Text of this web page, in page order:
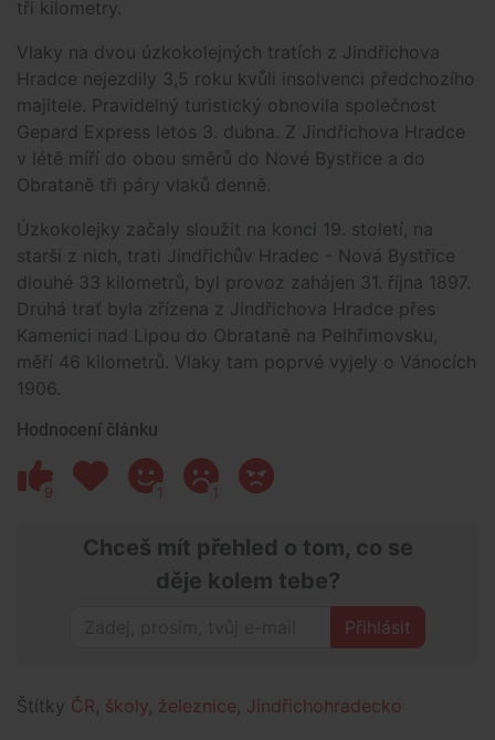
tři kilometry.
Vlaky na dvou úzkokolejných tratích z Jindřichova
Hradce nejezdily 3,5 roku kvůli insolvenci předchozího
majitele. Pravidelný turistický obnovila společnost
Gepard Express letos 3. dubna. Z Jindřichova Hradce
v létě míří do obou směrů do Nové Bystřice a do
Obrataně tři páry vlaků denně.
Úzkokolejky začaly sloužit na konci 19. století, na
starší z nich, trati Jindřichův Hradec - Nová Bystřice
dlouhé 33 kilometrů, byl provoz zahájen 31. října 1897.
Druhá trať byla zřízena z Jindřichova Hradce přes
Kamenici nad Lipou do Obrataně na Pelhřimovsku,
měří 46 kilometrů. Vlaky tam poprvé vyjely o Vánocích
1906.
Hodnocení článku
9 1 1
Chceš mít přehled o tom, co se
děje kolem tebe?
Přihlásit
Štítky ČR školy železnice Jindřichohradecko